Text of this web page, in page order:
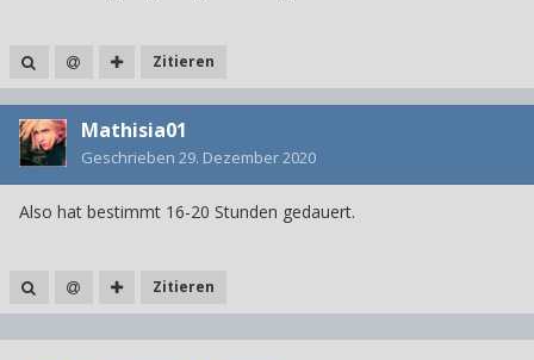
Zitieren
Mathisia01
Geschrieben 29. Dezember 2020
Also hat bestimmt 16-20 Stunden gedauert.
Zitieren